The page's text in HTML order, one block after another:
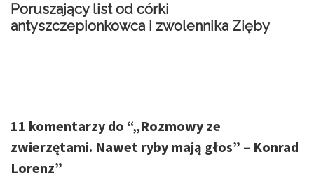
Poruszający list od córki
antyszczepionkowca i zwolennika Zięby
11 komentarzy do “„Rozmowy ze
zwierzętami. Nawet ryby mają głos” – Konrad
Lorenz”